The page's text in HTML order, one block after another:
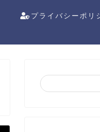
プライバシーポリ